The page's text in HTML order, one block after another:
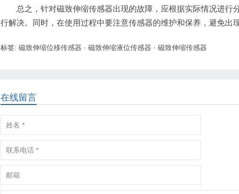
总之，针对磁致伸缩传感器出现的故障，应根据实际情况进行
行解决。同时，在使用过程中要注意传感器的维护和保养，避免出现
标签: 磁致伸缩位移传感器 · 磁致伸缩液位传感器 · 磁致伸缩传感器
在线留言